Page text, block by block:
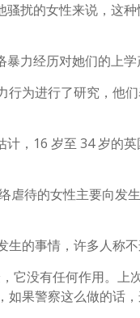
扰的女性来说，这
力经历对她们的上学
行为进行了研究，他
，16 岁至 34 岁的
虐待的女性主要向发
的事情，许多人称
它没有任何作用。
果警察这么做的话